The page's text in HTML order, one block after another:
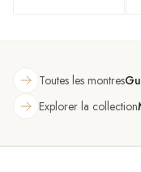
Toutes les montres
Explorer la collection